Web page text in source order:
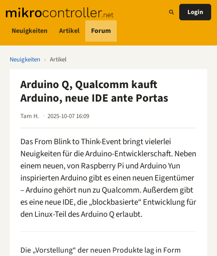
Neuigkeiten Artikel Forum
Login
Neuigkeiten › Artikel
Arduino Q, Qualcomm kauft
Arduino, neue IDE ante Portas
Tam H. 2025-10-07 16:09
Das From Blink to Think-Event bringt vielerlei
Neuigkeiten für die Arduino-Entwicklerschaft. Neben
einem neuen, von Raspberry Pi und Arduino Yun
inspirierten Arduino gibt es einen neuen Eigentümer
– Arduino gehört nun zu Qualcomm. Außerdem gibt
es eine neue IDE, die „blockbasierte“ Entwicklung für
den Linux-Teil des Arduino Q erlaubt.
Die „Vorstellung“ der neuen Produkte lag in Form